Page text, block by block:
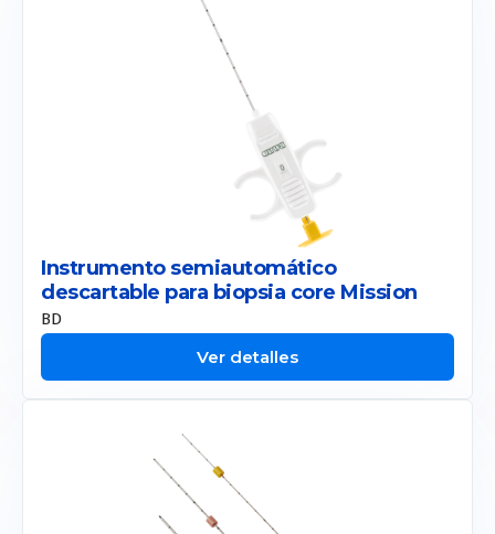
Instrumento semiautomático
descartable para biopsia core Mission
BD
Ver detalles